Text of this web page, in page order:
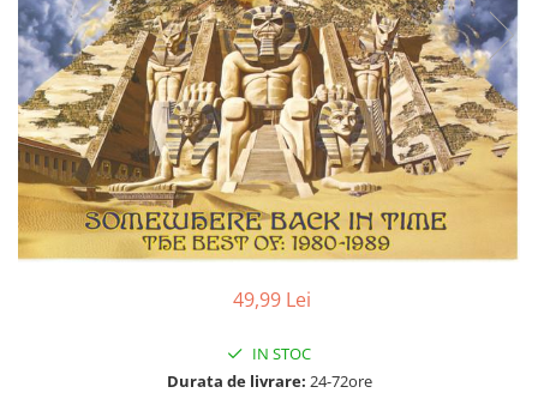
Viniluri Românești
Colecția Electrecord
49,99 Lei
IN STOC
Durata de livrare: 24-72ore